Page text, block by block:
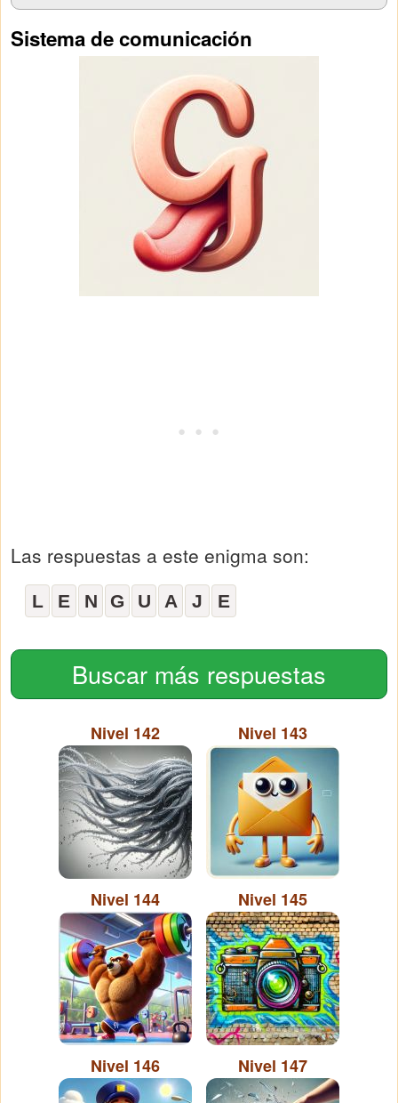
Sistema de comunicación
Las respuestas a este enigma son:
L E N G U A J E
Buscar más respuestas
Nivel 142 Nivel 143
Nivel 144 Nivel 145
Nivel 146 Nivel 147